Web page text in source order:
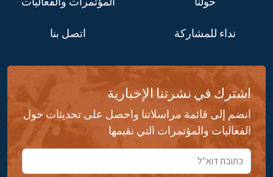
نداء للمشاركة اتصل بنا
اشترك في نشرتنا الإخبارية
انضم إلى قائمة مراسلاتنا واحصل على تحديثات حول
الفعاليات والمؤتمرات التي نقيمها